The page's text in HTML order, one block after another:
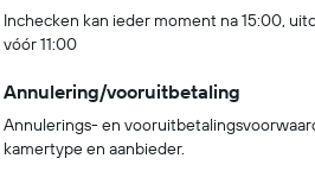
Inchecken kan ieder moment na 15:00,
vóór 11:00
Annulering/vooruitbetaling
Annulerings- en
kamertype en aanbieder.